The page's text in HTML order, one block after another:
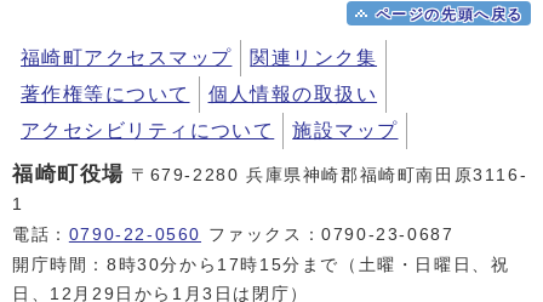
ページの先頭へ戻る
福崎町アクセスマップ
関連リンク集
著作権等について
個人情報の取扱い
アクセシビリティについて
施設マップ
福崎町役場 〒679-2280 兵庫県神崎郡福崎町南田原3116-
1
電話： 0790-22-0560 ファックス：0790-23-0687
開庁時間：8時30分から17時15分まで（土曜・日曜日、祝
日、12月29日から1月3日は閉庁）